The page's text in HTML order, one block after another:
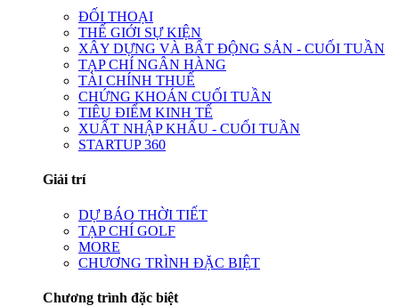
ĐỐI THOẠI
THẾ GIỚI SỰ KIỆN
XÂY DỰNG VÀ BẤT ĐỘNG SẢN - CUỐI TUẦN
TẠP CHÍ NGÂN HÀNG
TÀI CHÍNH THUẾ
CHỨNG KHOÁN CUỐI TUẦN
TIÊU ĐIỂM KINH TẾ
XUẤT NHẬP KHẨU - CUỐI TUẦN
STARTUP 360
Giải trí
DỰ BÁO THỜI TIẾT
TẠP CHÍ GOLF
MORE
CHƯƠNG TRÌNH ĐẶC BIỆT
Chương trình đặc biệt